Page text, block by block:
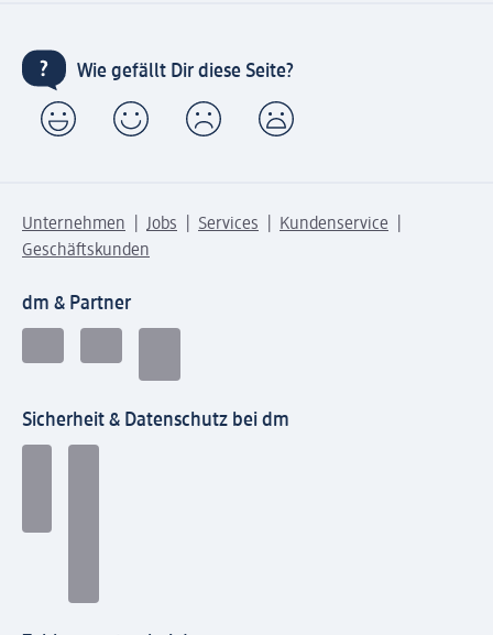
Wie gefällt Dir diese Seite?
Unternehmen Jobs Services
Kundenservice
Geschäftskunden
dm & Partner
Sicherheit & Datenschutz bei dm